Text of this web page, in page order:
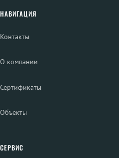
НАВИГАЦИЯ
Контакты
О компании
Сертификаты
Объекты
СЕРВИС